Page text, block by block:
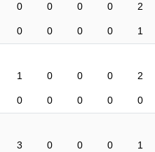
0 0 0 0 2
0 0 0 0 1
1 0 0 0 2
0 0 0 0 0
3 0 0 0 1